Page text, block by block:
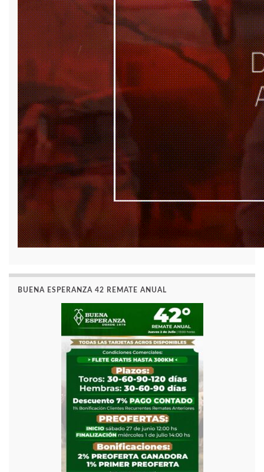
BUENA ESPERANZA 42 REMATE ANUAL